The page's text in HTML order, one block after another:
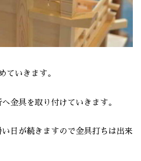
ていきます。
金具を取り付けていきます。
日が続きますので金具打ちは出来